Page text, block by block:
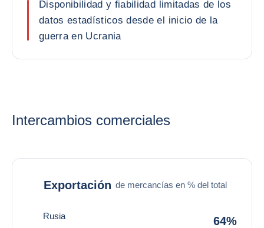
Disponibilidad y fiabilidad limitadas de los
datos estadísticos desde el inicio de la
guerra en Ucrania
Intercambios comerciales
Exportación de mercancías en % del total
Rusia 64%